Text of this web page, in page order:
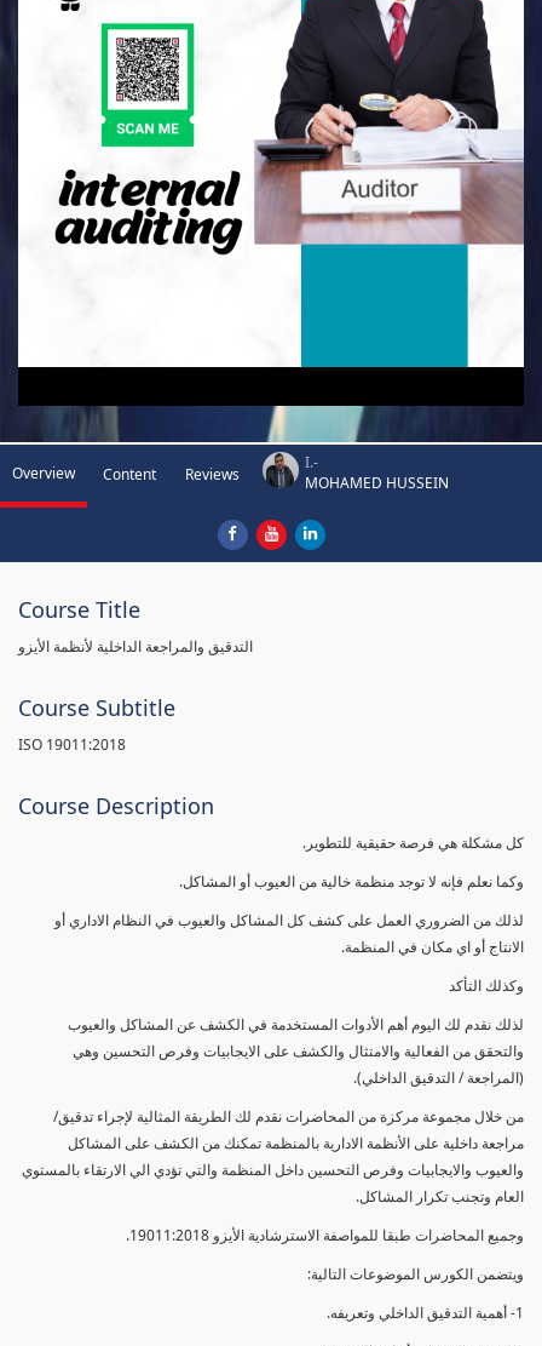
Overview Content Reviews
I.-
MOHAMED HUSSEIN
Course Title
التدقيق والمراجعة الداخلية لأنظمة الأيزو
Course Subtitle
ISO 19011:2018
Course Description
كل مشكلة هي فرصة حقيقية للتطوير.
وكما نعلم فإنه لا توجد منظمة خالية من العيوب أو المشاكل.
لذلك من الضروري العمل على كشف كل المشاكل والعيوب في النظام الاداري أو
الانتاج أو اي مكان في المنظمة.
وكذلك التأكد
لذلك نقدم لك اليوم أهم الأدوات المستخدمة في الكشف عن المشاكل والعيوب
والتحقق من الفعالية والامتثال والكشف على الايجابيات وفرص التحسين وهي
(المراجعة / التدقيق الداخلي).
من خلال مجموعة مركزة من المحاضرات نقدم لك الطريقة المثالية لإجراء تدقيق/
مراجعة داخلية على الأنظمة الادارية بالمنظمة تمكنك من الكشف على المشاكل
والعيوب والايجابيات وفرص التحسين داخل المنظمة والتي تؤدي الي الارتقاء بالمستوي
العام وتجنب تكرار المشاكل.
وجميع المحاضرات طبقا للمواصفة الاسترشادية الأيزو 19011:2018.
ويتضمن الكورس الموضوعات التالية:
1- أهمية التدقيق الداخلي وتعريفه.